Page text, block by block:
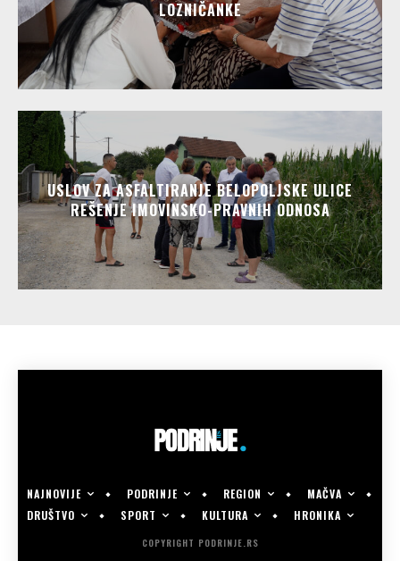
LOZNIČANKE
USLOV ZA ASFALTIRANJE BELOPOLJSKE ULICE
REŠENJE IMOVINSKO-PRAVNIH ODNOSA
NAJNOVIJE PODRINJE REGION
MAČVA
DRUŠTVO
SPORT KULTURA HRONIKA
COPYRIGHT PODRINJE.RS